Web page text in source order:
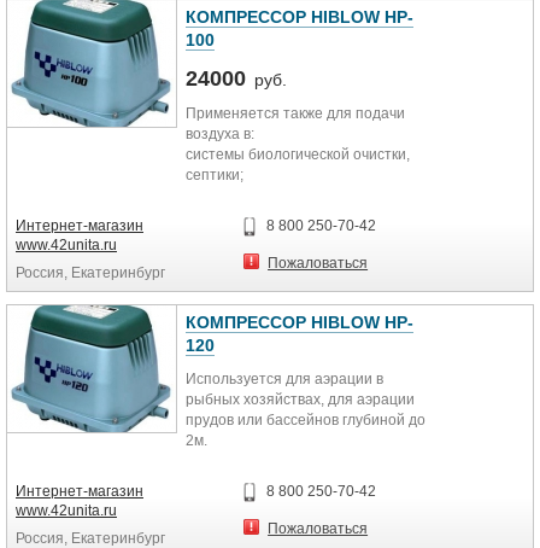
КОМПРЕССОР HIBLOW HP-
100
24000 руб.
Применяется также для подачи
воздуха в:
системы биологической очистки,
септики;
системы глубокой очистки;
автономные канализации;
Deka, ЛокОС, ТополВатер
(TopolWater), ЮБАС, Евробион,
Биокси, Биотал и другие
Интернет-магазин
www.42unita.ru
Россия, Екатеринбург
8 800 250-70-42
Пожаловаться
КОМПРЕССОР HIBLOW HP-
120
Используется для аэрации в
рыбных хозяйствах, для аэрации
прудов или бассейнов глубиной до
2м.
воздуха в:
системы биологической очистки,
Интернет-магазин
www.42unita.ru
Россия, Екатеринбург
8 800 250-70-42
Пожаловаться